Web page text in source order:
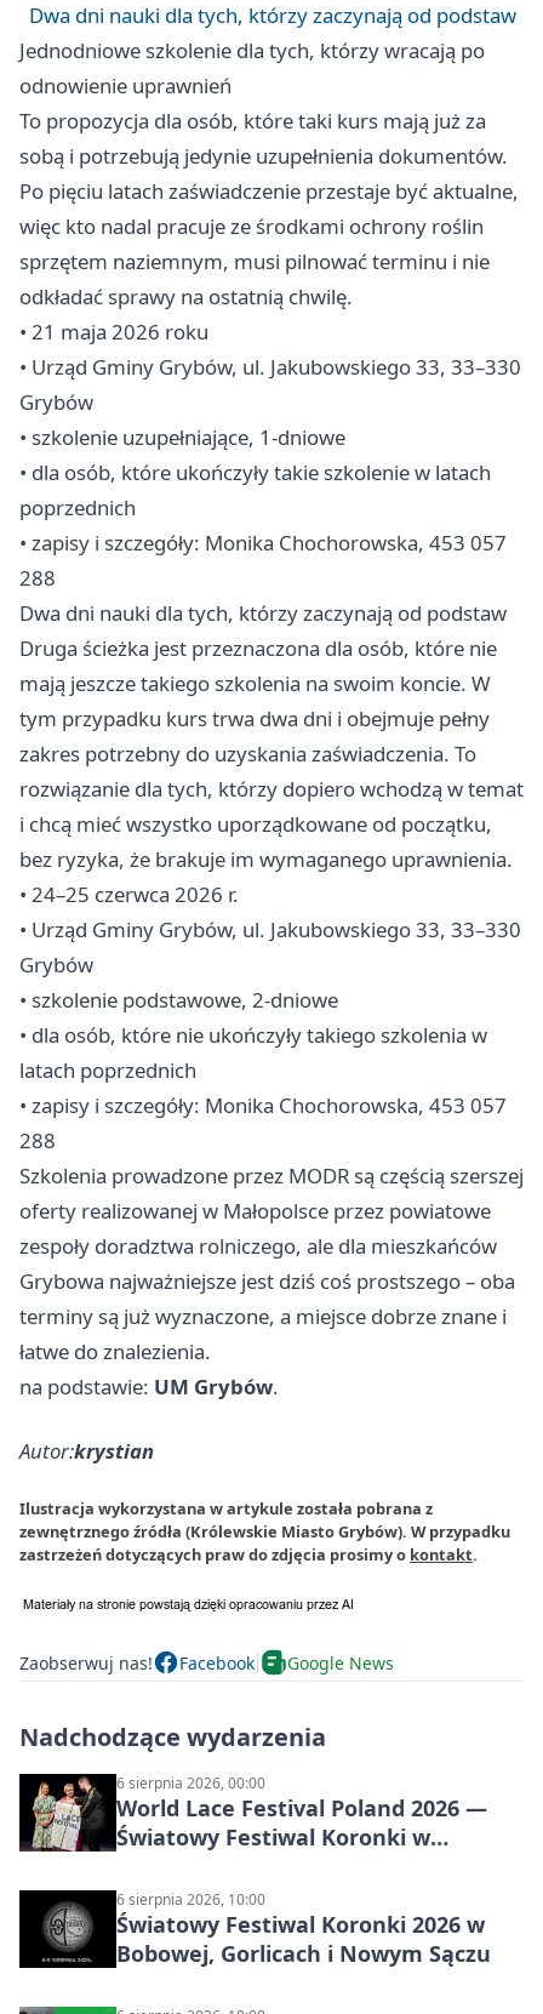
Dwa dni nauki dla tych, którzy zaczynają od podstaw
Jednodniowe szkolenie dla tych, którzy wracają po
odnowienie uprawnień
To propozycja dla osób, które taki kurs mają już za
sobą i potrzebują jedynie uzupełnienia dokumentów.
Po pięciu latach zaświadczenie przestaje być aktualne,
więc kto nadal pracuje ze środkami ochrony roślin
sprzętem naziemnym, musi pilnować terminu i nie
odkładać sprawy na ostatnią chwilę.
• 21 maja 2026 roku
• Urząd Gminy Grybów, ul. Jakubowskiego 33, 33–330
Grybów
• szkolenie uzupełniające, 1-dniowe
• dla osób, które ukończyły takie szkolenie w latach
poprzednich
• zapisy i szczegóły: Monika Chochorowska, 453 057
288
Dwa dni nauki dla tych, którzy zaczynają od podstaw
Druga ścieżka jest przeznaczona dla osób, które nie
mają jeszcze takiego szkolenia na swoim koncie. W
tym przypadku kurs trwa dwa dni i obejmuje pełny
zakres potrzebny do uzyskania zaświadczenia. To
rozwiązanie dla tych, którzy dopiero wchodzą w temat
i chcą mieć wszystko uporządkowane od początku,
bez ryzyka, że brakuje im wymaganego uprawnienia.
• 24–25 czerwca 2026 r.
• Urząd Gminy Grybów, ul. Jakubowskiego 33, 33–330
Grybów
• szkolenie podstawowe, 2-dniowe
• dla osób, które nie ukończyły takiego szkolenia w
latach poprzednich
• zapisy i szczegóły: Monika Chochorowska, 453 057
288
Szkolenia prowadzone przez MODR są częścią szerszej
oferty realizowanej w Małopolsce przez powiatowe
zespoły doradztwa rolniczego, ale dla mieszkańców
Grybowa najważniejsze jest dziś coś prostszego – oba
terminy są już wyznaczone, a miejsce dobrze znane i
łatwe do znalezienia.
na podstawie: UM Grybów.
Autor:krystian
Ilustracja wykorzystana w artykule została pobrana z
zewnętrznego źródła (Królewskie Miasto Grybów). W przypadku
zastrzeżeń dotyczących praw do zdjęcia prosimy o kontakt.
Zaobserwuj nas! Facebook Google News
Nadchodzące wydarzenia
6 sierpnia 2026, 00:00
World Lace Festival Poland 2026 —
Światowy Festiwal Koronki w
6 sierpnia 2026, 10:00
Światowy Festiwal Koronki 2026 w
Bobowej, Gorlicach i Nowym Sączu